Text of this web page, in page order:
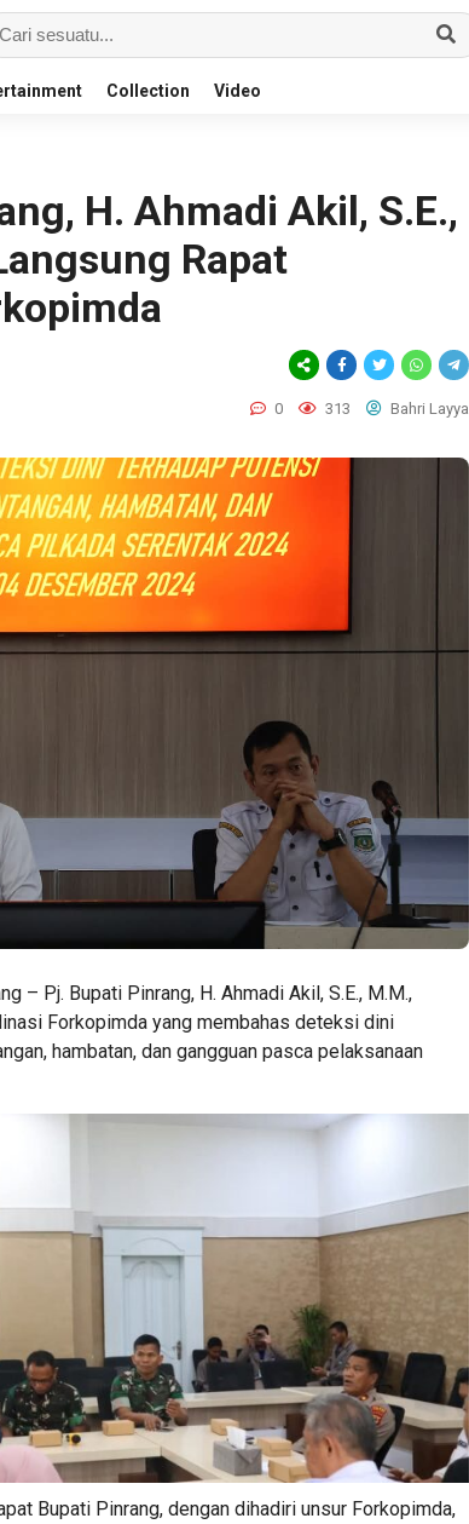
Collection Video
H. Ahmadi Akil, S.E.,
Rapat
0 313 Bahri Layya
– Pj. Bupati Pinrang, H. Ahmadi Akil, S.E., M.M.,
Forkopimda yang membahas deteksi dini
hambatan, dan gangguan pasca pelaksanaan
Bupati Pinrang, dengan dihadiri unsur Forkopimda,